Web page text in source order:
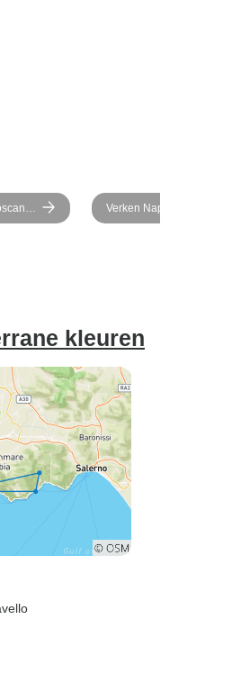
Vita
Verken Napels – Sorrento,
Capri, Pompeii & Vesuvius
kleuren